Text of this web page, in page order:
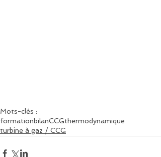
Mots-clés :
formationbilanCCGthermodynamique
turbine à gaz / CCG